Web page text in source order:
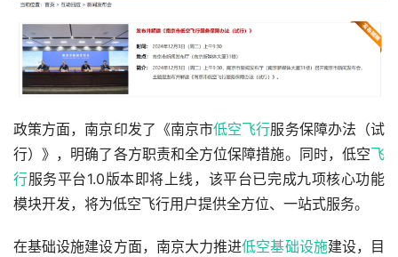
政策方面，南京印发了《南京市低空飞行服务保障办法（试
行）》，明确了各方职责和全方位保障措施。同时，低空飞
行服务平台1.0版本即将上线，该平台已完成九项核心功能
模块开发，将为低空飞行用户提供全方位、一站式服务。
在基础设施建设方面，南京大力推进低空基础设施建设，目